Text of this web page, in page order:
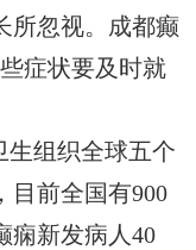
所忽视。成都癫
症状要及时就
生组织全球五个
目前全国有900
痫新发病人40